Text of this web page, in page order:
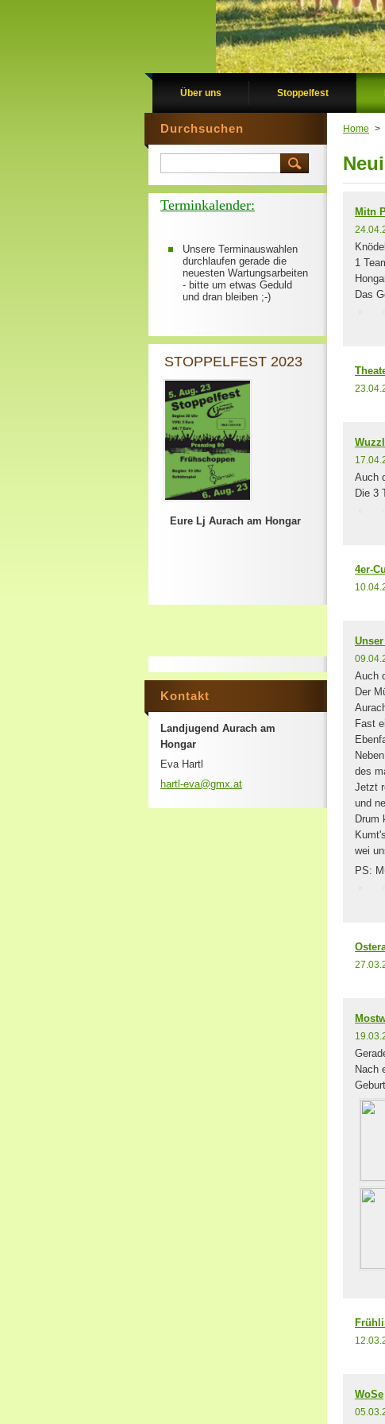
Über uns Stoppelfest
Home >
Mitn
1
Das
Auch
Die 3
4er-
Auch
Der
Fast
des
Jetzt
und
Drum
wei
PS:
Nach
WoSe
Durchsuchen
Terminkalender:
Unsere Terminauswahlen
durchlaufen gerade die
neuesten Wartungsarbeiten
- bitte um etwas Geduld
und dran bleiben ;-)
STOPPELFEST 2023
Eure Lj Aurach am Hongar
Kontakt
Landjugend Aurach am
Hongar
Eva Hartl
hartl-eva@gmx.at